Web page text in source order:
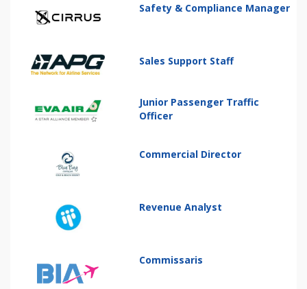
Safety & Compliance Manager
Sales Support Staff
Junior Passenger Traffic
Officer
Commercial Director
Revenue Analyst
Commissaris